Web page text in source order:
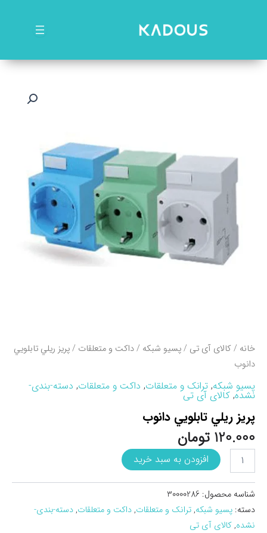
خانه /کالای آی تی /پسیو شبکه /داکت و متعلقات / پريز ريلي تابلويي
دانوب
پسیو شبکه, ترانک و متعلقات, داکت و متعلقات, دسته-بندی-
نشده, کالای آی تی
پريز ريلي تابلويي دانوب
120.000 تومان
پريز
ريلي
دانوب
افزودن به سبد خرید
شناسه محصول: 30000286
دسته: پسیو شبکه,ترانک و متعلقات,داکت و متعلقات,دسته-بندی-
نشده,کالای آی تی